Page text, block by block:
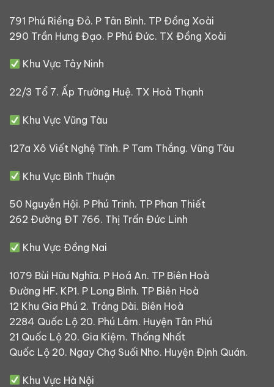
791 Phú Riềng Đỏ. P Tân Bình. TP Đồng Xoài
290 Trần Hưng Đạo. P Phú Đức. TX Đồng Xoài
Khu Vực Tây Ninh
22/3 Tổ 7. Ấp Trường Huệ. TX Hoà Thạnh
Khu Vực Vũng Tàu
127a Xô Viết Nghệ Tĩnh. P Tam Thắng. Vũng Tàu
Khu Vực Bình Thuận
50 Nguyễn Hội. P Phú Trinh. TP Phan Thiết
262 Đường ĐT 766. Thị Trấn Đức Linh
Khu Vực Đồng Nai
1079 Bùi Hữu Nghĩa. P Hoá An. TP Biên Hoà
Đường HF. KP1. P Long Bình. TP Biên Hoà
12 Khu Gia Phú 2. Trảng Dài. Biên Hoà
2284 Quốc Lộ 20. Phú Lâm. Huyện Tân Phú
21 Quốc Lộ 20. Gia Kiệm. Thống Nhất
Quốc Lộ 20. Ngay Chợ Suối Nho. Huyện Định Quán.
Khu Vực Hà Nội